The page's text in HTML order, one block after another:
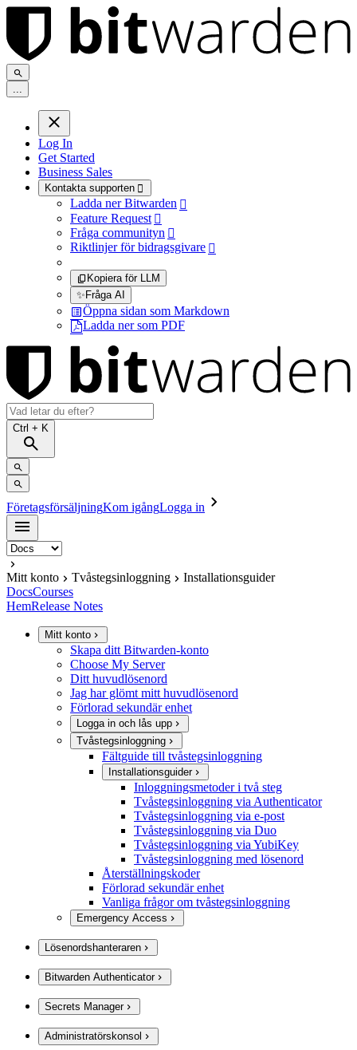
...
Log In
Get Started
Business Sales
Kontakta supporten 
Ladda ner Bitwarden 
Feature Request 
Fråga communityn 
Riktlinjer för bidragsgivare 
Kopiera för LLM
✨Fråga AI
Öppna sidan som Markdown
Ladda ner som PDF
Ctrl + K
FöretagsförsäljningKom igångLogga in
Mitt konto Tvåstegsinloggning
Installationsguider
DocsCourses
HemRelease Notes
Mitt konto
Skapa ditt Bitwarden-konto
Choose My Server
Ditt huvudlösenord
Jag har glömt mitt huvudlösenord
Förlorad sekundär enhet
Logga in och lås upp
Tvåstegsinloggning
Fältguide till tvåstegsinloggning
Installationsguider
Inloggningsmetoder i två steg
Tvåstegsinloggning via Authenticator
Tvåstegsinloggning via e-post
Tvåstegsinloggning via Duo
Tvåstegsinloggning via YubiKey
Tvåstegsinloggning med lösenord
Återställningskoder
Förlorad sekundär enhet
Vanliga frågor om tvåstegsinloggning
Emergency Access
Lösenordshanteraren
Bitwarden Authenticator
Secrets Manager
Administratörskonsol